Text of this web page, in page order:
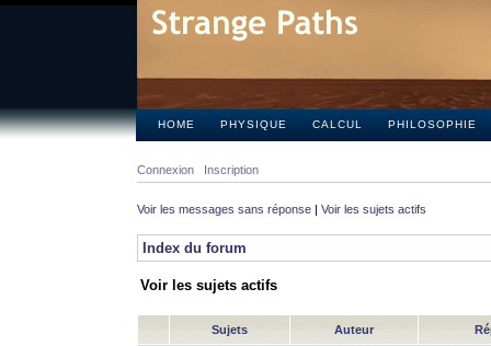
HOME PHYSIQUE CALCUL PHILOSOPHIE
Connexion Inscription
Voir les messages sans réponse | Voir les sujets actifs
Index du forum
Voir les sujets actifs
Sujets Auteur